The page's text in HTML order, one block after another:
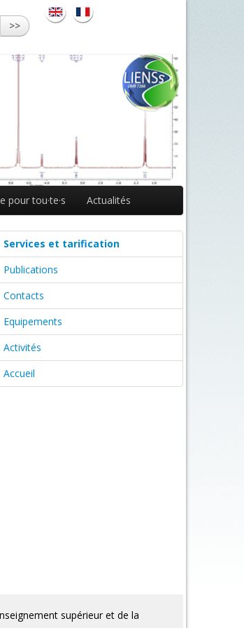
>>
pour tou·te·s Actualités
Services et tarification
Publications
Contacts
Equipements
Activités
Accueil
supérieur et de la